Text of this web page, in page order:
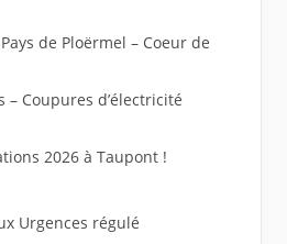
de Ploërmel – Coeur de
Coupures d’électricité
2026 à Taupont !
Urgences régulé